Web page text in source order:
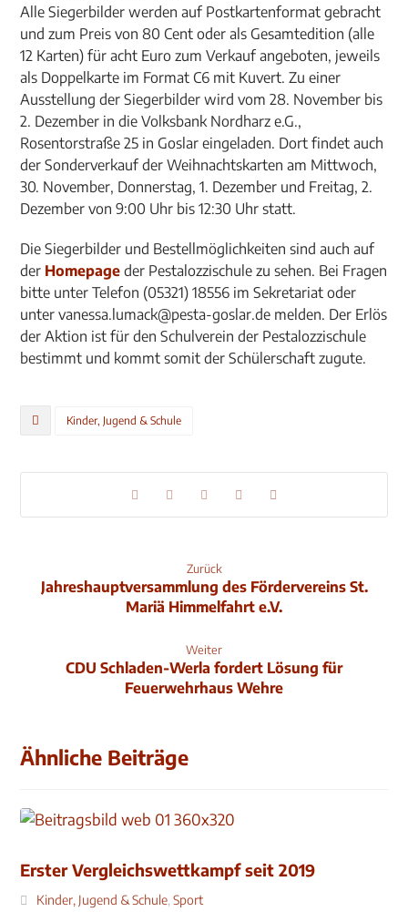
Alle Siegerbilder werden auf Postkartenformat gebracht
und zum Preis von 80 Cent oder als Gesamtedition (alle
12 Karten) für acht Euro zum Verkauf angeboten, jeweils
als Doppelkarte im Format C6 mit Kuvert. Zu einer
Ausstellung der Siegerbilder wird vom 28. November bis
2. Dezember in die Volksbank Nordharz e.G.,
Rosentorstraße 25 in Goslar eingeladen. Dort findet auch
der Sonderverkauf der Weihnachtskarten am Mittwoch,
30. November, Donnerstag, 1. Dezember und Freitag, 2.
Dezember von 9:00 Uhr bis 12:30 Uhr statt.
Die Siegerbilder und Bestellmöglichkeiten sind auch auf
der Homepage der Pestalozzischule zu sehen. Bei Fragen
bitte unter Telefon (05321) 18556 im Sekretariat oder
unter vanessa.lumack@pesta-goslar.de melden. Der Erlös
der Aktion ist für den Schulverein der Pestalozzischule
bestimmt und kommt somit der Schülerschaft zugute.
Kinder, Jugend & Schule
Zurück
Jahreshaupt­versammlung des Fördervereins St.
Mariä Himmelfahrt e.V.
Weiter
CDU Schladen-Werla fordert Lösung für
Feuerwehrhaus Wehre
Ähnliche Beiträge
Erster Vergleichswettkampf seit 2019
Kinder, Jugend & Schule,Sport